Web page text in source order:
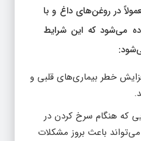
در روغن‌های داغ و با
می‌شود که این شرایط
خطر بیماری‌های قلبی و
که هنگام سرخ کردن در
باعث بروز مشکلات